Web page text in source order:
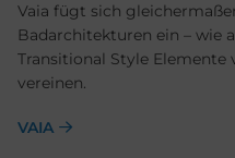
Vaia fügt sich
Badarchitekturen ein – wie
Transitional Style Elemente
vereinen.
VAIA